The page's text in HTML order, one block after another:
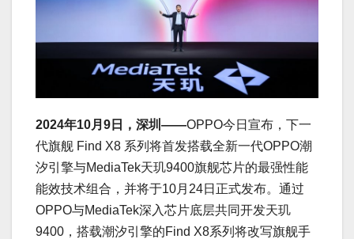
2024年10月9日，深圳——OPPO今日宣布，下一
代旗舰 Find X8 系列将首发搭载全新一代OPPO潮
汐引擎与MediaTek天玑9400旗舰芯片的最强性能
能效技术组合，并将于10月24日正式发布。通过
OPPO与MediaTek深入芯片底层共同开发天玑
9400，搭载潮汐引擎的Find X8系列将改写旗舰手